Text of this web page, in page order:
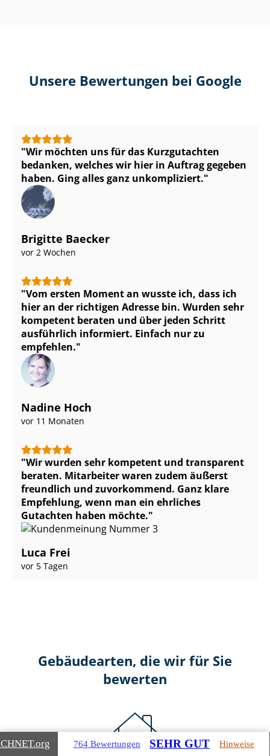
Unsere Bewertungen bei Google
Wir möchten uns für das Kurzgutachten
bedanken, welches wir hier in Auftrag gegeben
haben. Ging alles ganz unkompliziert.
Brigitte Baecker
vor 2 Wochen
Vom ersten Moment an wusste ich, dass ich
hier an der richtigen Adresse bin. Wurden sehr
kompetent beraten und über jeden Schritt
ausführlich informiert. Einfach nur zu
empfehlen.
Nadine Hoch
vor 11 Monaten
Wir wurden sehr kompetent und transparent
beraten. Mitarbeiter waren zudem äußerst
freundlich und zuvorkommend. Ganz klare
Empfehlung, wenn man ein ehrliches
Gutachten haben möchte.
Luca Frei
vor 5 Tagen
Gebäudearten, die wir für Sie
bewerten
.org 764 Bewertungen SEHR GUT Hinweise